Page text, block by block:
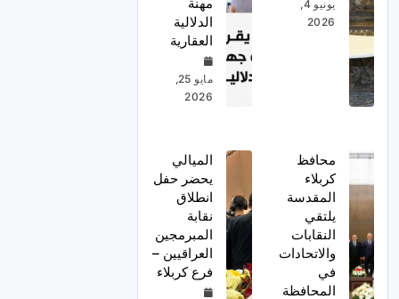
يونيو 4,
2026
الدلالية
العقارية
مايو 25,
2026
محافظ
كربلاء
المقدسة
يلتقي
النقابات
والاتحادات
في
المحافظة
الميالي
يحضر حفل
انطلاق
نقابة
المبرمجين
العراقيين –
فرع كربلاء